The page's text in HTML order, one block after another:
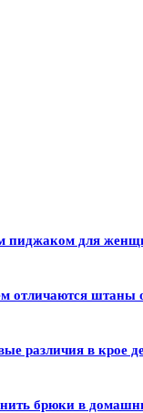
пиджаком для
отличаются
различия в крое
брюки в